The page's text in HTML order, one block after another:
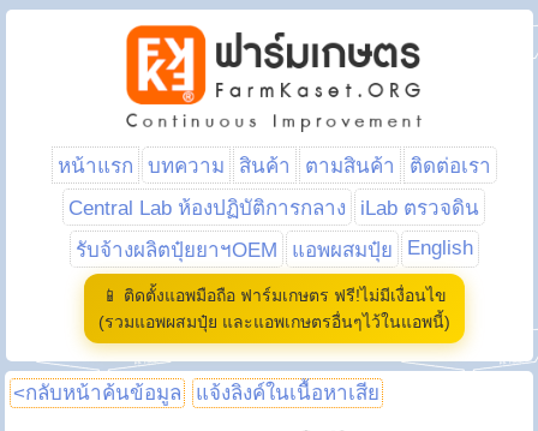
หน้าแรก บทความ สินค้า ตามสินค้า
ติดต่อเรา
Central Lab ห้องปฏิบัติการกลาง
iLab ตรวจดิน
รับจ้างผลิตปุ๋ยยาฯOEM
แอพผสมปุ๋ย English
📱 ติดตั้งแอพมือถือ ฟาร์มเกษตร ฟรี!ไม่มีเงื่อนไข
(รวมแอพผสมปุ๋ย และแอพเกษตรอื่นๆไว้ในแอพนี้)
<กลับหน้าค้นข้อมูล แจ้งลิงค์ในเนื้อหาเสีย